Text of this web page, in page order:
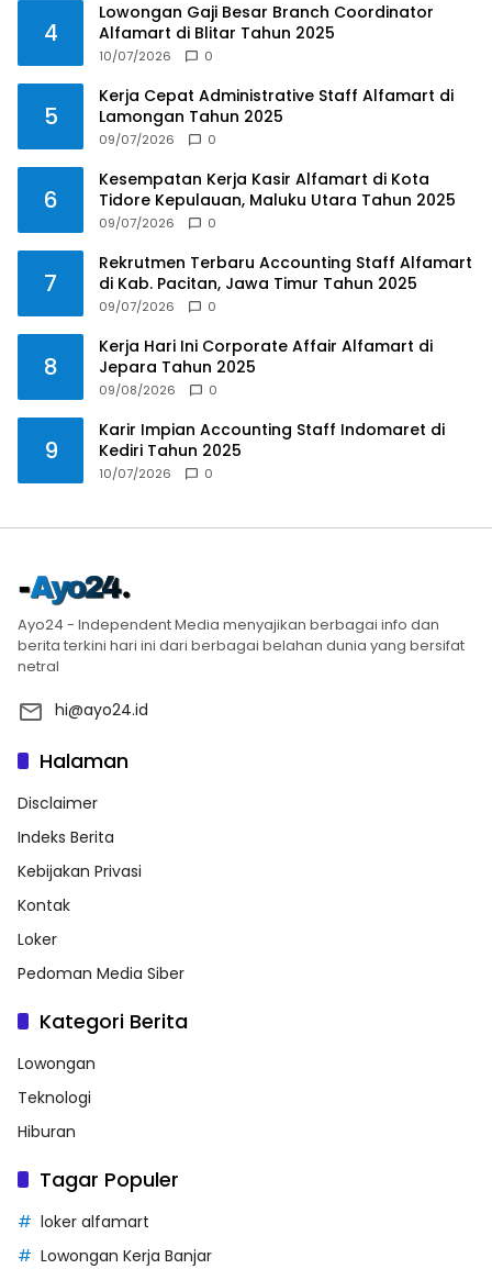
4
Lowongan Gaji Besar Branch Coordinator
Alfamart di Blitar Tahun 2025
10/07/2026 0
5
Kerja Cepat Administrative Staff Alfamart di
Lamongan Tahun 2025
09/07/2026 0
6
Kesempatan Kerja Kasir Alfamart di Kota
Tidore Kepulauan, Maluku Utara Tahun 2025
09/07/2026 0
7
Rekrutmen Terbaru Accounting Staff Alfamart
di Kab. Pacitan, Jawa Timur Tahun 2025
09/07/2026 0
8
Kerja Hari Ini Corporate Affair Alfamart di
Jepara Tahun 2025
09/08/2026 0
9
Karir Impian Accounting Staff Indomaret di
Kediri Tahun 2025
10/07/2026 0
Ayo24 - Independent Media menyajikan berbagai info dan
berita terkini hari ini dari berbagai belahan dunia yang bersifat
netral
hi@ayo24.id
Halaman
Disclaimer
Indeks Berita
Kebijakan Privasi
Kontak
Loker
Pedoman Media Siber
Kategori Berita
Lowongan
Teknologi
Hiburan
Tagar Populer
loker alfamart
Lowongan Kerja Banjar